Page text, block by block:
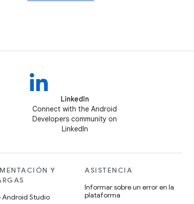
LinkedIn
Connect with the Android
Developers community on
LinkedIn
Y
Android Studio
ASISTENCIA
Informar sobre un error en la
plataforma